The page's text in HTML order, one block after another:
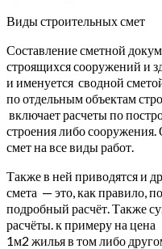
Виды строительных смет
Составление сметной
строящихся сооружений и
и именуется сводной
по отдельным объектам
включает расчеты по
строения либо
смет на все виды работ.
Также в ней приводятся и
смета — это, как правило,
подробный расчёт. Также
расчёты. к примеру на цена
1м2 жилья в том либо